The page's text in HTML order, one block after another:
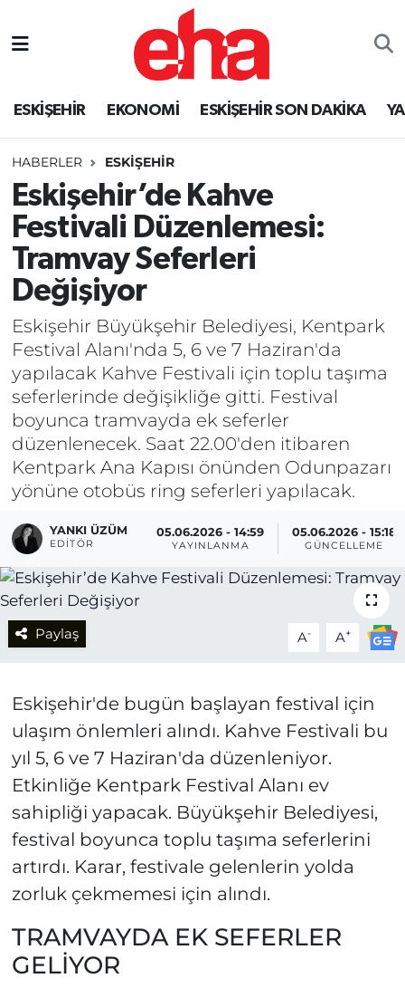
ESKİŞEHİR EKONOMİ ESKİŞEHİR SON DAKİKA
HABERLER ESKİŞEHİR
Eskişehir’de Kahve
Festivali Düzenlemesi:
Tramvay Seferleri
Değişiyor
Eskişehir Büyükşehir Belediyesi, Kentpark
Festival Alanı'nda 5, 6 ve 7 Haziran'da
yapılacak Kahve Festivali için toplu taşıma
seferlerinde değişikliğe gitti. Festival
boyunca tramvayda ek seferler
düzenlenecek. Saat 22.00'den itibaren
Kentpark Ana Kapısı önünden Odunpazarı
yönüne otobüs ring seferleri yapılacak.
YANKI ÜZÜM
EDITÖR
05.06.2026 - 14:59
YAYINLANMA
05.06.2026 - 15:18
GÜNCELLEME
Paylaş A- A+
Eskişehir'de bugün başlayan festival için
ulaşım önlemleri alındı. Kahve Festivali bu
yıl 5, 6 ve 7 Haziran'da düzenleniyor.
Etkinliğe Kentpark Festival Alanı ev
sahipliği yapacak. Büyükşehir Belediyesi,
festival boyunca toplu taşıma seferlerini
artırdı. Karar, festivale gelenlerin yolda
zorluk çekmemesi için alındı.
TRAMVAYDA EK SEFERLER
GELİYOR